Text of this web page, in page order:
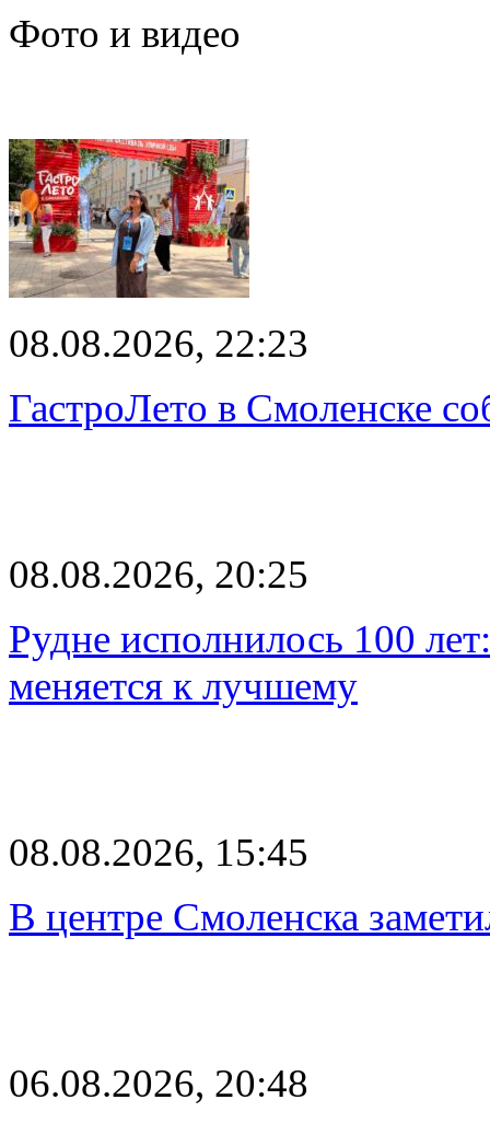
Фото и видео
08.08.2026, 22:23
ГастроЛето в Смоленске
08.08.2026, 20:25
Рудне исполнилось 100
меняется к лучшему
08.08.2026, 15:45
В центре Смоленска
06.08.2026, 20:48